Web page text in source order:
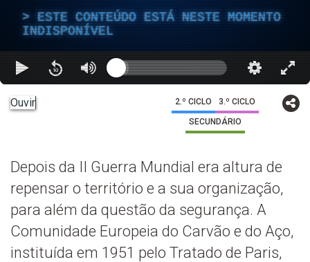
ESTE CONTEÚDO ESTÁ NESTE MOMENTO
INDISPONÍVEL
Ouvir 2.º CICLO 3.º CICLO
SECUNDÁRIO
Depois da II Guerra Mundial era altura de
repensar o território e a sua organização,
para além da questão da segurança. A
Comunidade Europeia do Carvão e do Aço,
instituída em 1951 pelo Tratado de Paris,